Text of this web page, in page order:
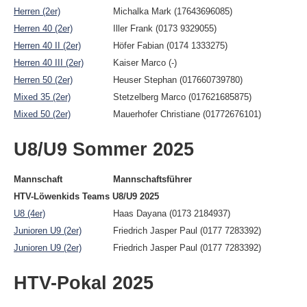
Herren (2er)
Michalka Mark (17643696085)
Herren 40 (2er)
Iller Frank (0173 9329055)
Herren 40 II (2er)
Höfer Fabian (0174 1333275)
Herren 40 III (2er)
Kaiser Marco (-)
Herren 50 (2er)
Heuser Stephan (017660739780)
Mixed 35 (2er)
Stetzelberg Marco (017621685875)
Mixed 50 (2er)
Mauerhofer Christiane (01772676101)
U8/U9 Sommer 2025
Mannschaft
Mannschaftsführer
HTV-Löwenkids Teams U8/U9 2025
U8 (4er)
Haas Dayana (0173 2184937)
Junioren U9 (2er)
Friedrich Jasper Paul (0177 7283392)
Junioren U9 (2er)
Friedrich Jasper Paul (0177 7283392)
HTV-Pokal 2025